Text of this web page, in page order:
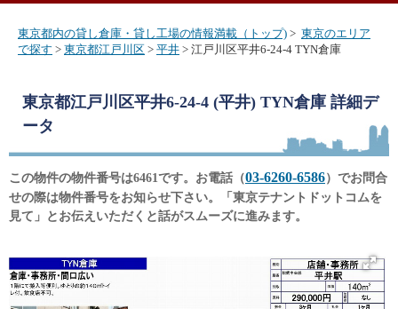
東京都内の貸し倉庫・貸し工場の情報満載（トップ) > 東京のエリア
で探す > 東京都江戸川区 > 平井 > 江戸川区平井6-24-4 TYN倉庫
東京都江戸川区平井6-24-4 (平井) TYN倉庫 詳細デ
ータ
この物件の物件番号は6461です。お電話（03-6260-6586）でお問合
せの際は物件番号をお知らせ下さい。「東京テナントドットコムを
見て」とお伝えいただくと話がスムーズに進みます。